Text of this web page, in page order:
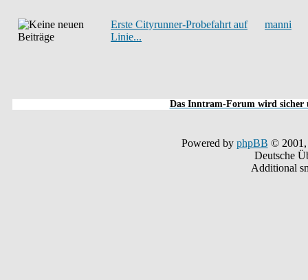
Erste Cityrunner-Probefahrt auf
Linie...
manni
Das Inntram-Forum wird sicher
Powered by phpBB © 2001,
Deutsche
Additional